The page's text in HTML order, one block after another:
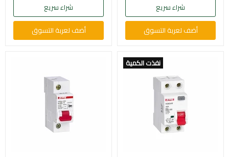
شراء سريع
أضف لعربة التسوق
شراء سريع
أضف لعربة التسوق
نفذت الكمية